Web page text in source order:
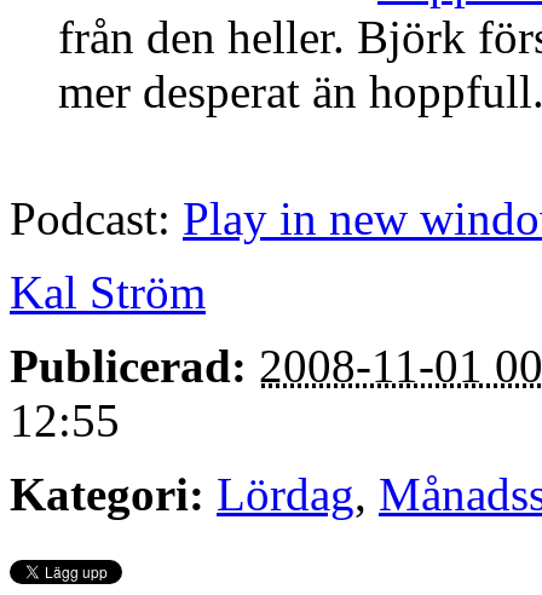
från den heller. Björk
mer desperat än
Podcast: Play in new
Kal Ström
Publicerad: 2008-11-01
12:55
Kategori: Lördag,